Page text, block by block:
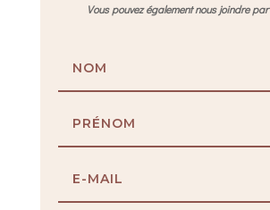
Vous pouvez également nous joindre